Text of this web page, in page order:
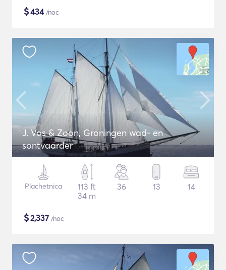
$434/noc
J. Vos & Zoon, Groningen wad- en
sontvaarder
Plachetnica
113 ft
34 m
36 13 14
$2,337 /noc